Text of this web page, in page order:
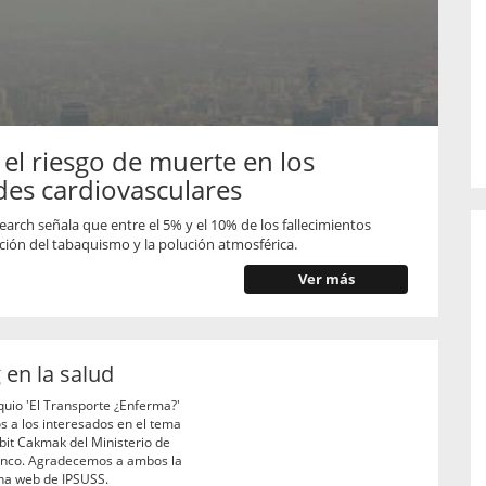
riesgo de muerte en los
cardiovasculares
señala que entre el 5% y el 10% de los fallecimientos
del tabaquismo y la polución atmosférica.
Ver más
la salud
'El Transporte ¿Enferma?'
a los interesados en el tema
Cakmak del Ministerio de
Agradecemos a ambos la
web de IPSUSS.